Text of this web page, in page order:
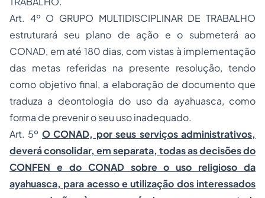
Art. 4º O GRUPO MULTIDISCIPLINAR DE TRABALHO
estruturará seu plano de ação e o submeterá ao
CONAD, em até 180 dias, com vistas à implementação
das metas referidas na presente resolução, tendo
como objetivo final, a elaboração de documento que
traduza a deontologia do uso da ayahuasca, como
forma de prevenir o seu uso inadequado.
Art. 5º O CONAD, por seus serviços administrativos,
deverá consolidar, em separata, todas as decisões do
CONFEN e do CONAD sobre o uso religioso da
ayahuasca, para acesso e utilização dos interessados